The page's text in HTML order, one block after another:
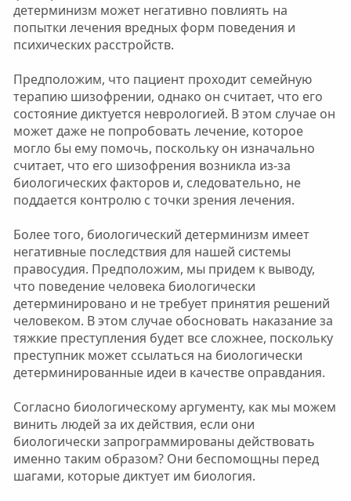
детерминизм может негативно повлиять на
попытки лечения вредных форм поведения и
психических расстройств.
Предположим, что пациент проходит семейную
терапию шизофрении, однако он считает, что его
состояние диктуется неврологией. В этом случае он
может даже не попробовать лечение, которое
могло бы ему помочь, поскольку он изначально
считает, что его шизофрения возникла из-за
биологических факторов и, следовательно, не
поддается контролю с точки зрения лечения.
Более того, биологический детерминизм имеет
негативные последствия для нашей системы
правосудия. Предположим, мы придем к выводу,
что поведение человека биологически
детерминировано и не требует принятия решений
человеком. В этом случае обосновать наказание за
тяжкие преступления будет все сложнее, поскольку
преступник может ссылаться на биологически
детерминированные идеи в качестве оправдания.
Согласно биологическому аргументу, как мы можем
винить людей за их действия, если они
биологически запрограммированы действовать
именно таким образом? Они беспомощны перед
шагами, которые диктует им биология.